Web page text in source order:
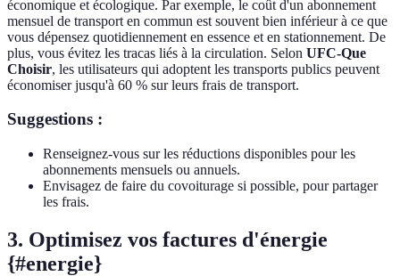
économique et écologique. Par exemple, le coût d'un abonnement
mensuel de transport en commun est souvent bien inférieur à ce que
vous dépensez quotidiennement en essence et en stationnement. De
plus, vous évitez les tracas liés à la circulation. Selon UFC-Que
Choisir, les utilisateurs qui adoptent les transports publics peuvent
économiser jusqu'à 60 % sur leurs frais de transport.
Suggestions :
Renseignez-vous sur les réductions disponibles pour les
abonnements mensuels ou annuels.
Envisagez de faire du covoiturage si possible, pour partager
les frais.
3. Optimisez vos factures d'énergie
{#energie}